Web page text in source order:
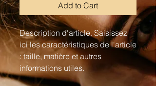
Add to Cart
Description d'article. Saisissez
ici les caractéristiques de l'article
: taille, matière et autres
informations utiles.